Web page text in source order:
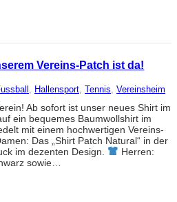
Vereins-Patch ist da!
, Hallensport, Tennis, Vereinsheim
Ab sofort ist unser neues Shirt im
ein bequemes Baumwollshirt im
mit einem hochwertigen Vereins-
Das „Shirt Patch Natural“ in der
im dezenten Design.
Herren:
sowie…